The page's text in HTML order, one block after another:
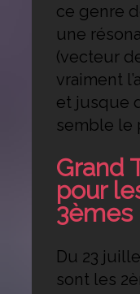
ce genre
une
(vecteur
vraiment
et jusque
semble le
Grand
pour
3èmes
Du 23
sont les